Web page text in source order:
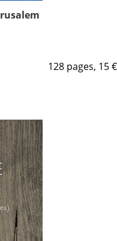
128 pages, 15 €